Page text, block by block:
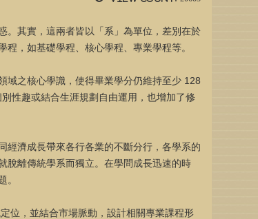
。其實，這兩者皆以「系」為單位，差別在於
，如基礎學程、核心學程、專業學程等。
域之核心學識，使得畢業學分仍維持至少 128
性趣或結合生涯規劃自由運用，也增加了修
經濟成長帶來各行各業的不斷分行，各學系的
脫離傳統學系而獨立。在學問成長迅速的時
。
位，並結合市場脈動，設計相關專業課程形